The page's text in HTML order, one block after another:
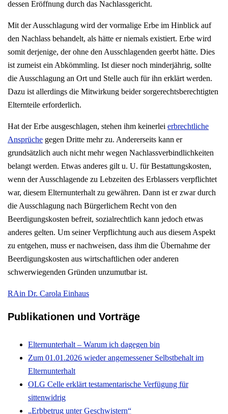
dessen Eröffnung durch das Nachlassgericht.
Mit der Ausschlagung wird der vormalige Erbe im Hinblick auf
den Nachlass behandelt, als hätte er niemals existiert. Erbe wird
somit derjenige, der ohne den Ausschlagenden geerbt hätte. Dies
ist zumeist ein Abkömmling. Ist dieser noch minderjährig, sollte
die Ausschlagung an Ort und Stelle auch für ihn erklärt werden.
Dazu ist allerdings die Mitwirkung beider sorgerechtsberechtigten
Elternteile erforderlich.
Hat der Erbe ausgeschlagen, stehen ihm keinerlei erbrechtliche
Ansprüche gegen Dritte mehr zu. Andererseits kann er
grundsätzlich auch nicht mehr wegen Nachlassverbindlichkeiten
belangt werden. Etwas anderes gilt u. U. für Bestattungskosten,
wenn der Ausschlagende zu Lebzeiten des Erblassers verpflichtet
war, diesem Elternunterhalt zu gewähren. Dann ist er zwar durch
die Ausschlagung nach Bürgerlichem Recht von den
Beerdigungskosten befreit, sozialrechtlich kann jedoch etwas
anderes gelten. Um seiner Verpflichtung auch aus diesem Aspekt
zu entgehen, muss er nachweisen, dass ihm die Übernahme der
Beerdigungskosten aus wirtschaftlichen oder anderen
schwerwiegenden Gründen unzumutbar ist.
RAin Dr. Carola Einhaus
Publikationen und Vorträge
Elternunterhalt – Warum ich dagegen bin
Zum 01.01.2026 wieder angemessener Selbstbehalt im
Elternunterhalt
OLG Celle erklärt testamentarische Verfügung für
sittenwidrig
„Erbbetrug unter Geschwistern“